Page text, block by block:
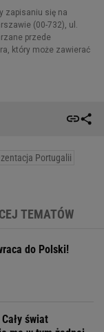
Portugalii
TEMATÓW
do Polski!
świat